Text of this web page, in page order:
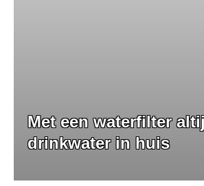
Met een waterfilter
drinkwater in huis